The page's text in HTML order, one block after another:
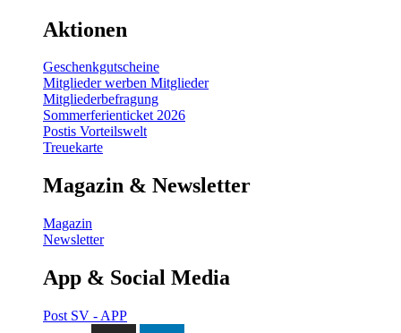
Aktionen
Geschenkgutscheine
Mitglieder werben Mitglieder
Mitgliederbefragung
Sommerferienticket 2026
Postis Vorteilswelt
Treuekarte
Magazin & Newsletter
Magazin
Newsletter
App & Social Media
Post SV - APP